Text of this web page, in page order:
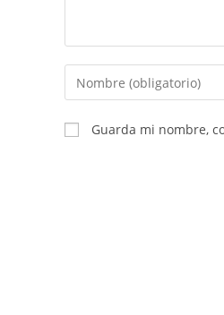
Guarda mi nombre,